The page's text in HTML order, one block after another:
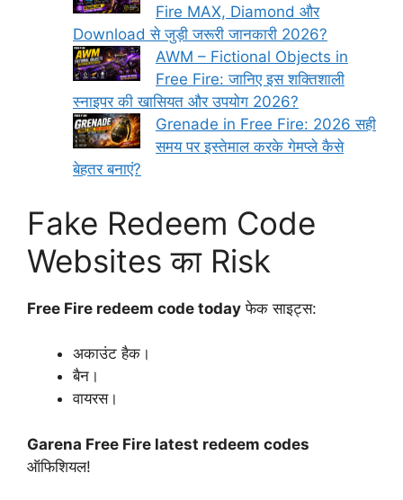
Fire MAX, Diamond और
Download से जुड़ी जरूरी जानकारी 2026?
AWM – Fictional Objects in
Free Fire: जानिए इस शक्तिशाली
स्नाइपर की खासियत और उपयोग 2026?
Grenade in Free Fire: 2026 सही
समय पर इस्तेमाल करके गेमप्ले कैसे
बेहतर बनाएं?
Fake Redeem Code
Websites का Risk
Free Fire redeem code today फेक साइट्स:
अकाउंट हैक।
बैन।
वायरस।
Garena Free Fire latest redeem codes
ऑफिशियल!